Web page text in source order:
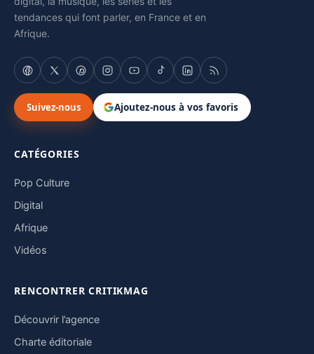
tendances qui font parler, en France et en
Afrique.
Suivez-nous Ajoutez-nous à vos favoris
CATÉGORIES
Pop Culture
Digital
Afrique
Vidéos
RENCONTRER CRITIKMAG
Découvrir l’agence
Charte éditoriale